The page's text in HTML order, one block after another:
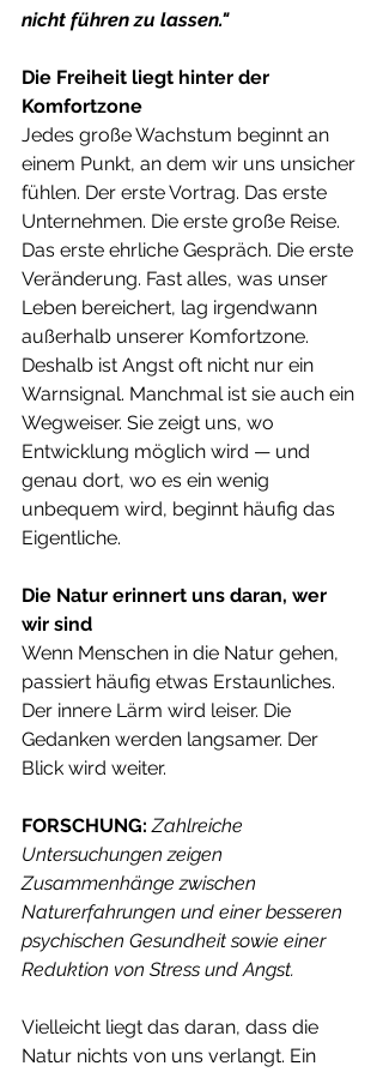
nicht führen zu lassen."
Die Freiheit liegt hinter der
Komfortzone
Jedes große Wachstum beginnt an
einem Punkt, an dem wir uns unsicher
fühlen. Der erste Vortrag. Das erste
Unternehmen. Die erste große Reise.
Das erste ehrliche Gespräch. Die erste
Veränderung. Fast alles, was unser
Leben bereichert, lag irgendwann
außerhalb unserer Komfortzone.
Deshalb ist Angst oft nicht nur ein
Warnsignal. Manchmal ist sie auch ein
Wegweiser. Sie zeigt uns, wo
Entwicklung möglich wird — und
genau dort, wo es ein wenig
unbequem wird, beginnt häufig das
Eigentliche.
Die Natur erinnert uns daran, wer
wir sind
Wenn Menschen in die Natur gehen,
passiert häufig etwas Erstaunliches.
Der innere Lärm wird leiser. Die
Gedanken werden langsamer. Der
Blick wird weiter.
FORSCHUNG: Zahlreiche
Untersuchungen zeigen
Zusammenhänge zwischen
Naturerfahrungen und einer besseren
psychischen Gesundheit sowie einer
Reduktion von Stress und Angst.
Vielleicht liegt das daran, dass die
Natur nichts von uns verlangt. Ein